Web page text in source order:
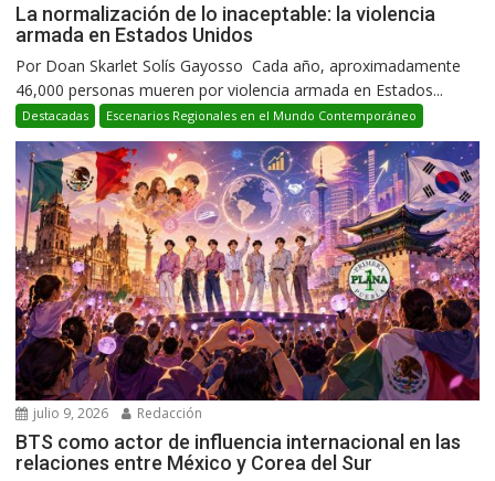
La normalización de lo inaceptable: la violencia
armada en Estados Unidos
Por Doan Skarlet Solís Gayosso Cada año, aproximadamente
46,000 personas mueren por violencia armada en Estados...
Destacadas Escenarios Regionales en el Mundo Contemporáneo
julio 9, 2026 Redacción
BTS como actor de influencia internacional en las
relaciones entre México y Corea del Sur